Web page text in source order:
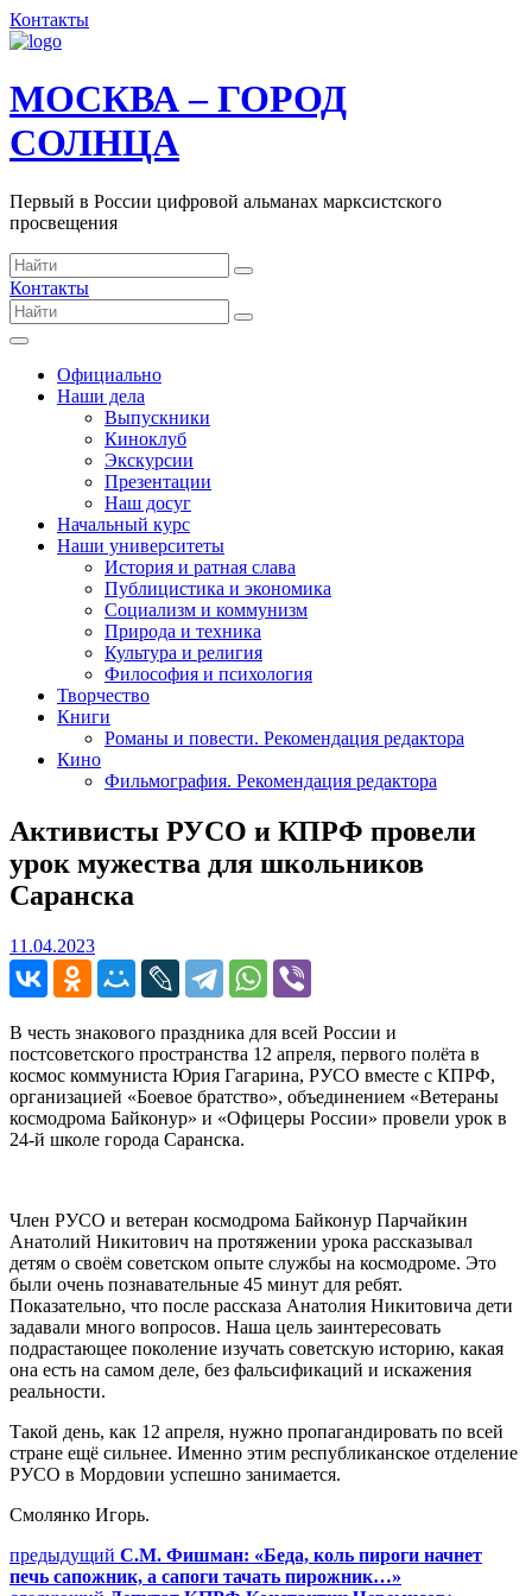
Контакты
МОСКВА – ГОРОД
СОЛНЦА
Первый в России цифровой альманах марксистского
просвещения
Контакты
Официально
Наши дела
Выпускники
Киноклуб
Экскурсии
Презентации
Наш досуг
Начальный курс
Наши университеты
История и ратная слава
Публицистика и экономика
Социализм и коммунизм
Природа и техника
Культура и религия
Философия и психология
Творчество
Книги
Романы и повести. Рекомендация редактора
Кино
Фильмография. Рекомендация редактора
Активисты РУСО и КПРФ провели
урок мужества для школьников
Саранска
11.04.202311.04.2023
В честь знакового праздника для всей России и
постсоветского пространства 12 апреля, первого полёта в
космос коммуниста Юрия Гагарина, РУСО вместе с КПРФ,
организацией «Боевое братство», объединением «Ветераны
космодрома Байконур» и «Офицеры России» провели урок в
24-й школе города Саранска.
Член РУСО и ветеран космодрома Байконур Парчайкин
Анатолий Никитович на протяжении урока рассказывал
детям о своём советском опыте службы на космодроме. Это
были очень познавательные 45 минут для ребят.
Показательно, что после рассказа Анатолия Никитовича дети
задавали много вопросов. Наша цель заинтересовать
подрастающее поколение изучать советскую историю, какая
она есть на самом деле, без фальсификаций и искажения
реальности.
Такой день, как 12 апреля, нужно пропагандировать по всей
стране ещё сильнее. Именно этим республиканское отделение
РУСО в Мордовии успешно занимается.
Смолянко Игорь.
Навигация
предыдущий Предыдущий
пост:
С.М. Фишман: «Беда, коль пироги начнет
печь сапожник, а сапоги тачать пирожник…»